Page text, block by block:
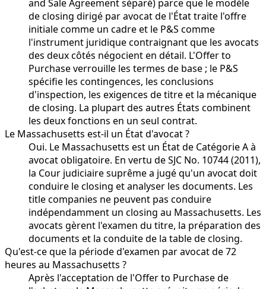
and Sale Agreement séparé) parce que le modèle
de closing dirigé par avocat de l'État traite l'offre
initiale comme un cadre et le P&S comme
l'instrument juridique contraignant que les avocats
des deux côtés négocient en détail. L'Offer to
Purchase verrouille les termes de base ; le P&S
spécifie les contingences, les conclusions
d'inspection, les exigences de titre et la mécanique
de closing. La plupart des autres États combinent
les deux fonctions en un seul contrat.
Le Massachusetts est-il un État d'avocat ?
Oui. Le Massachusetts est un État de Catégorie A à
avocat obligatoire. En vertu de SJC No. 10744 (2011),
la Cour judiciaire suprême a jugé qu'un avocat doit
conduire le closing et analyser les documents. Les
title companies ne peuvent pas conduire
indépendamment un closing au Massachusetts. Les
avocats gèrent l'examen du titre, la préparation des
documents et la conduite de la table de closing.
Qu'est-ce que la période d'examen par avocat de 72
heures au Massachusetts ?
Après l'acceptation de l'Offer to Purchase de